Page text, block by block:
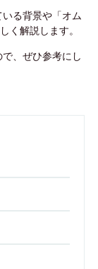
る背景や「オム
く解説します。
、ぜひ参考にし